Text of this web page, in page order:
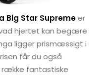
Big Star Supremeer
hjertet kan begære
ligger prismæssigt i
får du også
fantastiske